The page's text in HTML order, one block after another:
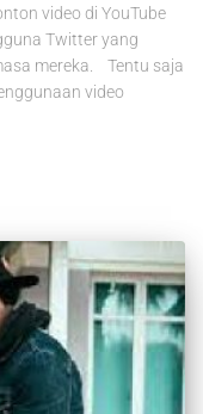
video di YouTube
Twitter yang
mereka. Tentu saja
video